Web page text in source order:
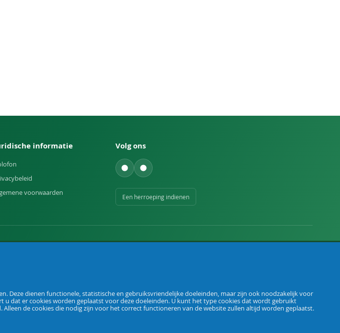
informatie
voorwaarden
Volg ons
Een herroeping indienen
Algemene voorwaardenPrivacybeleidHerroepingsrechtColofon
Deze dienen functionele, statistische en gebruiksvriendelijke doeleinden, maar zijn ook noodzakelijk voor
dat er cookies worden geplaatst voor deze doeleinden. U kunt het type cookies dat wordt gebruikt
de cookies die nodig zijn voor het correct functioneren van de website zullen altijd worden geplaatst.